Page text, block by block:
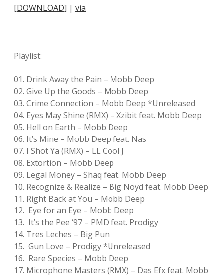
[DOWNLOAD] | via
Playlist:
01. Drink Away the Pain – Mobb Deep
02. Give Up the Goods – Mobb Deep
03. Crime Connection – Mobb Deep *Unreleased
04. Eyes May Shine (RMX) – Xzibit feat. Mobb Deep
05. Hell on Earth – Mobb Deep
06. It’s Mine – Mobb Deep feat. Nas
07. I Shot Ya (RMX) – LL Cool J
08. Extortion – Mobb Deep
09. Legal Money – Shaq feat. Mobb Deep
10. Recognize & Realize – Big Noyd feat. Mobb Deep
11. Right Back at You – Mobb Deep
12. Eye for an Eye – Mobb Deep
13. It’s the Pee ‘97 – PMD feat. Prodigy
14. Tres Leches – Big Pun
15. Gun Love – Prodigy *Unreleased
16. Rare Species – Mobb Deep
17. Microphone Masters (RMX) – Das Efx feat. Mobb